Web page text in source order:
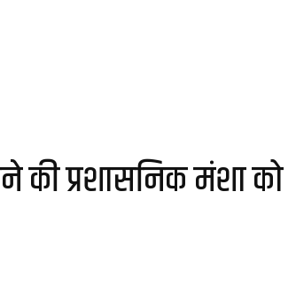
की प्रशासनिक मंशा को